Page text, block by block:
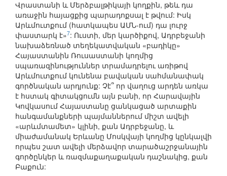
Վրաստանի և Մերձբալթիկայի կողքին, թեև դա
առաջին հայացքից պարադոքսալ է թվում: Իսկ
Արևմուտքում (հատկապես ԱՄՆ-ում) դա լուրջ
փաստարկ է»7: Ուստի, մեր կարծիքով, Ադրբեջանի
նախաձեռնած տեղեկատվական «բադիկը»
Հայաստանին Ռուսաստանի կողմից
սպառազինություններ տրամադրելու առիթով
Արևմուտքում կունենա բավական սահմանափակ
գործնական արդյունք: Չէ՞ որ վաղուց արդեն առկա
է հստակ գիտակցումն այն բանի, որ Հարավային
Կովկասում Հայաստանը ցանկացած արտաքին
հանգամանքների պայմաններում միշտ ավելի
«արևմտամետ» կլինի, քան Ադրբեջանը, և
միաժամանակ Երևանը Մոսկվայի կողմից կընկալվի
որպես շատ ավելի մերձավոր տարածաշրջանային
գործընկեր և ռազմաքաղաքական դաշնակից, քան
Բաքուն: